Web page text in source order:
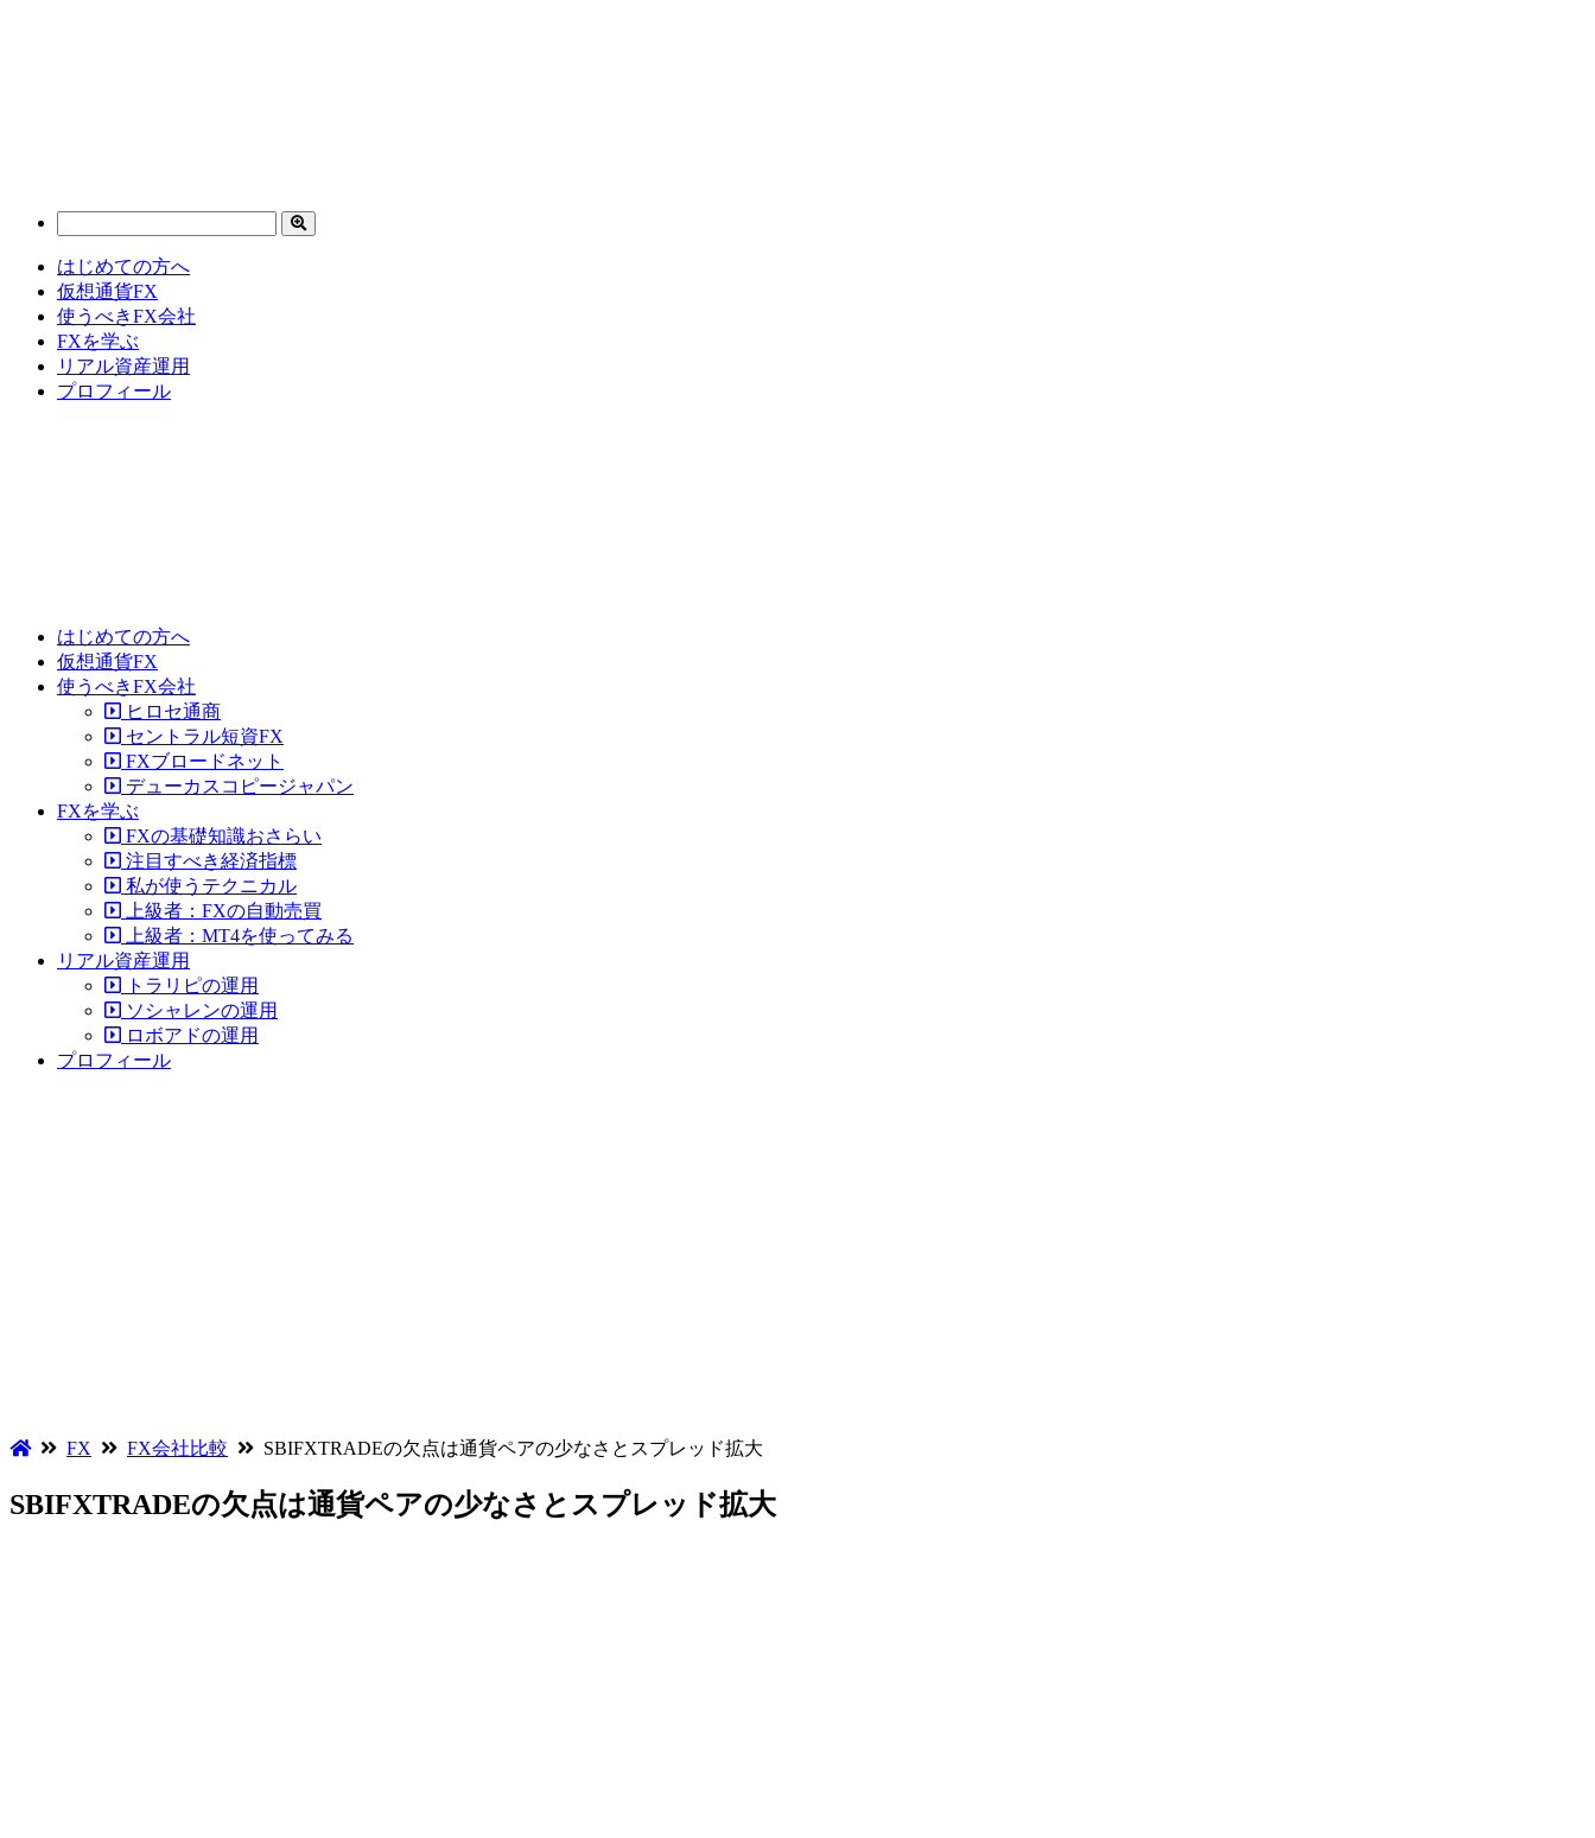
はじめての方へ
仮想通貨FX
使うべきFX会社
FXを学ぶ
リアル資産運用
プロフィール
はじめての方へ
仮想通貨FX
使うべきFX会社
ヒロセ通商
セントラル短資FX
FXブロードネット
デューカスコピージャパン
FXを学ぶ
FXの基礎知識おさらい
注目すべき経済指標
私が使うテクニカル
上級者：FXの自動売買
上級者：MT4を使ってみる
リアル資産運用
トラリピの運用
ソシャレンの運用
ロボアドの運用
プロフィール
FX FX会社比較 SBIFXTRADEの欠点は通貨ペアの少なさとスプレッド拡大
SBIFXTRADEの欠点は通貨ペアの少なさとスプレッド拡大